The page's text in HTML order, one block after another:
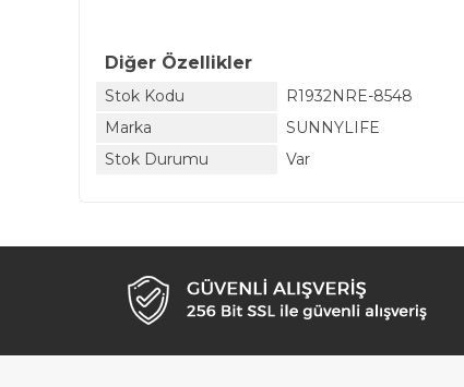
Diğer Özellikler
Stok Kodu
R1932NRE-8548
Marka
SUNNYLIFE
Stok Durumu
Var